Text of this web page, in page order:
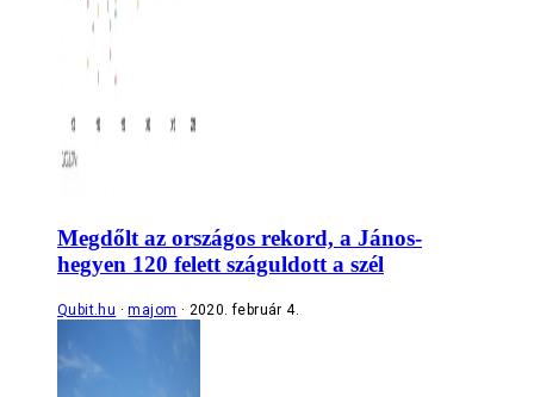
Megdőlt az országos rekord, a János-
hegyen 120 felett száguldott a szél
Qubit.hu majom 2020. február 4.